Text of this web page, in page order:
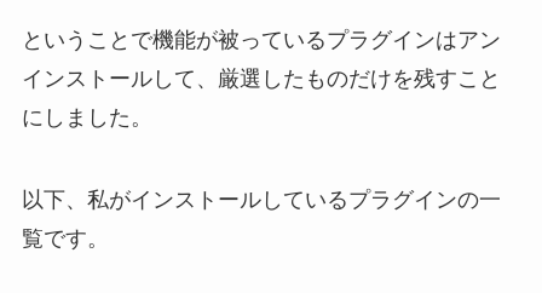
ということで機能が被っているプラグインはアン
インストールして、厳選したものだけを残すこと
にしました。
以下、私がインストールしているプラグインの一
覧です。